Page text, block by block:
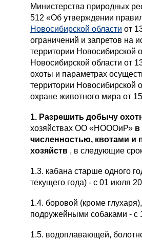
Министерства природных
512 «Об утверждении
Новосибирской области от
ограничений и запретов на
территории Новосибирской
Новосибирской области от
охоты и параметрах
территории Новосибирской
охране животного мира от
1. Разрешить добычу
хозяйствах ОО «НОООиР» в
численностью, квотами и
хозяйств , в следующие
1.3. кабана старше одного
текущего года) - с 01 июля
1.4. боровой (кроме
подружейными собаками - с
1.5. водоплавающей,